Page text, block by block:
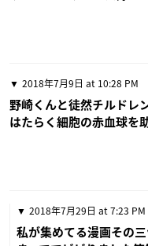
2018年7月9日 at 10:28 PM
野崎くんと徒然チルドレ
はたらく細胞の赤血球を
2018年7月29日 at 7:23 PM
私が集めてる漫画その